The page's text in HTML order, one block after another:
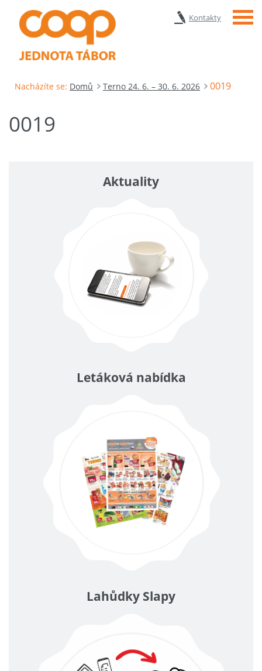
Kontakty Menu
Nacházíte se: Domů Terno 24. 6. – 30. 6. 2026 0019
0019
Aktuality
Letáková nabídka
Lahůdky Slapy